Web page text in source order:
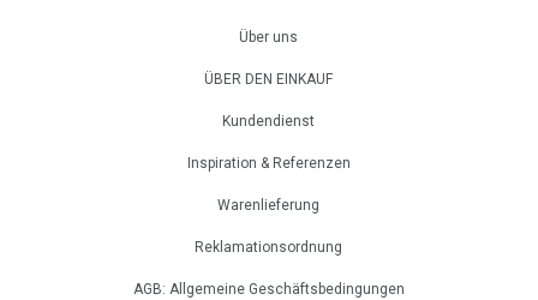
Über uns
ÜBER DEN EINKAUF
Kundendienst
Inspiration & Referenzen
Warenlieferung
Reklamationsordnung
AGB: Allgemeine Geschäftsbedingungen